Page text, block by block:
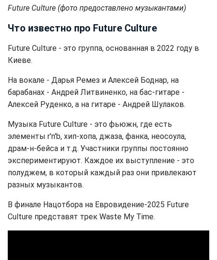
Future Culture (фото предоставлено музыкантами)
Что известно про Future Culture
Future Culture - это группа, основанная в 2022 году в
Киеве.
На вокале - Дарья Ремез и Алексей Боднар, на
барабанах - Андрей Литвиненко, на бас-гитаре -
Алексей Руденко, а на гитаре - Андрей Шулаков.
Музыка Future Culture - это фьюжн, где есть
элементы r'n'b, хип-хопа, джаза, фанка, неосоула,
драм-н-бейса и т.д. Участники группы постоянно
экспериментируют. Каждое их выступление - это
полуджем, в который каждый раз они привлекают
разных музыкантов.
В финале Нацотбора на Евровидение-2025 Future
Culture представят трек Waste My Time.